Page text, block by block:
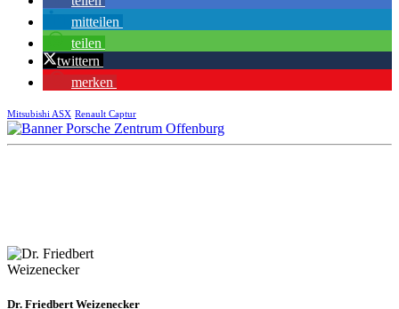
mitteilen
teilen
twittern
merken
Mitsubishi ASX Renault Captur
Dr. Friedbert Weizenecker